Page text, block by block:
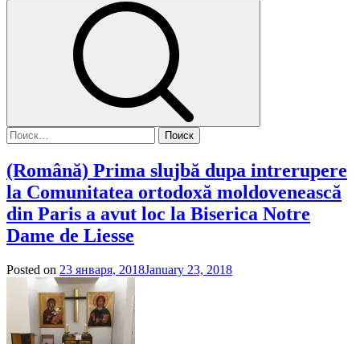
Найти:
(Română) Prima slujbă dupa intrerupere
la Comunitatea ortodoxă moldovenească
din Paris a avut loc la Biserica Notre
Dame de Liesse
Posted on 23 января, 2018January 23, 2018